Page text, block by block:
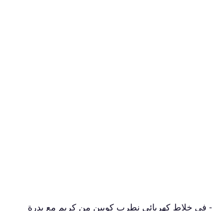
- في خلاط كهربائي نطرب كوبين من كريم مع بدرة